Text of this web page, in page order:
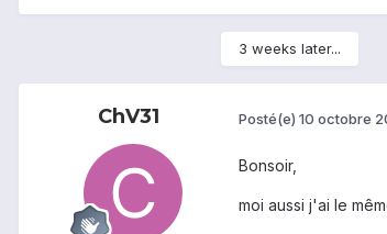
3 weeks later...
ChV31 Posté(e) 10 octobre
Bonsoir,
moi aussi j'ai le